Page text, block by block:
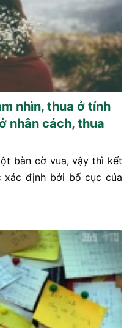
nhìn, thua ở tính
nhân cách, thua
bàn cờ vua, vậy thì kết
xác định bởi bố cục của